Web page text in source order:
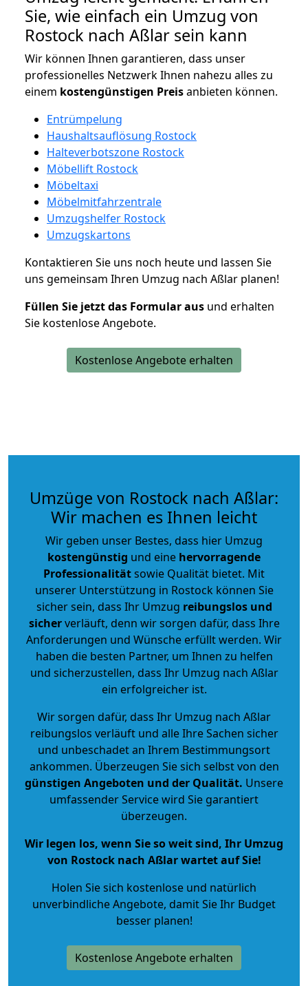
Sie, wie einfach ein Umzug von
Rostock nach Aßlar sein kann
Wir können Ihnen garantieren, dass unser
professionelles Netzwerk Ihnen nahezu alles zu
einem kostengünstigen Preisanbieten können.
Entrümpelung
Haushaltsauflösung Rostock
Halteverbotszone Rostock
Möbellift Rostock
Möbeltaxi
Möbelmitfahrzentrale
Umzugshelfer Rostock
Umzugskartons
Kontaktieren Sie uns noch heute und lassen Sie
uns gemeinsam Ihren Umzug nach Aßlar planen!
Füllen Sie jetzt das Formular aus und erhalten
Sie kostenlose Angebote.
Kostenlose Angebote erhalten
Umzüge von Rostock nach Aßlar:
Wir machen es Ihnen leicht
Wir geben unser Bestes, dass hier Umzug
kostengünstig und eine hervorragende
Professionalitätsowie Qualität bietet. Mit
unserer Unterstützung in Rostock können Sie
sicher sein, dass Ihr Umzug reibungslos und
sicherverläuft, denn wir sorgen dafür, dass Ihre
Anforderungen und Wünsche erfüllt werden. Wir
haben die besten Partner, um Ihnen zu helfen
und sicherzustellen, dass Ihr Umzug nach Aßlar
ein erfolgreicher ist.
Wir sorgen dafür, dass Ihr Umzug nach Aßlar
reibungslos verläuft und alle Ihre Sachen sicher
und unbeschadet an Ihrem Bestimmungsort
ankommen. Überzeugen Sie sich selbst von den
günstigen Angeboten und der Qualität. Unsere
umfassender Service wird Sie garantiert
überzeugen.
Wir legen los, wenn Sie so weit sind, Ihr Umzug
von Rostock nach Aßlar wartet auf Sie!
Holen Sie sich kostenlose und natürlich
unverbindliche Angebote, damit Sie Ihr Budget
besser planen!
Kostenlose Angebote erhalten